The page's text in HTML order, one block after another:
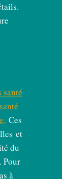
Ces
et
du
Pour
à